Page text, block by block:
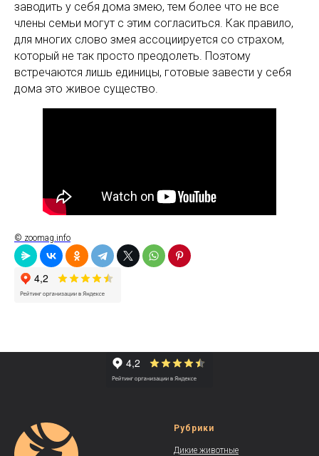
заводить у себя дома змею, тем более что не все
члены семьи могут с этим согласиться. Как правило,
для многих слово змея ассоциируется со страхом,
который не так просто преодолеть. Поэтому
встречаются лишь единицы, готовые завести у себя
дома это живое существо.
© zoomag.info
Рубрики
Дикие животные